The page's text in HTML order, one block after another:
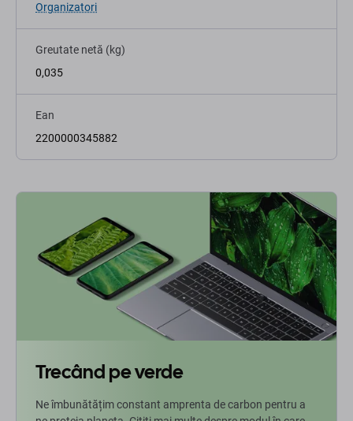
Organizatori
Greutate netă (kg)
0,035
Ean
2200000345882
Trecând pe verde
Ne îmbunătățim constant amprenta de carbon pentru a